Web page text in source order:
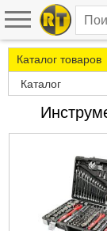
Каталог товаров
Каталог